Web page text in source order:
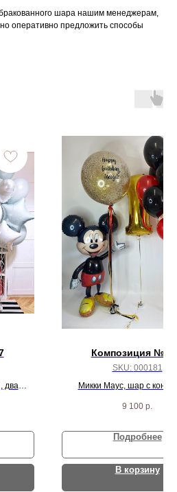
шара нашим менеджерам,
оперативно предложить способы
два
Композиция №
SKU: 000181
Микки Маус, шар с
пастель шаров
9 100 р.
Подробнее
В корзину